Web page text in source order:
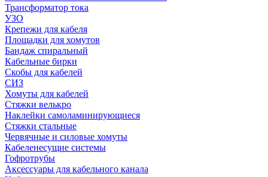
Трансформатор тока
УЗО
Крепежи для кабеля
Площадки для хомутов
Бандаж спиральный
Кабельные бирки
Cкобы для кабелей
СИЗ
Хомуты для кабелей
Стяжки велькро
Наклейки самоламинирующиеся
Стяжки стальные
Червячные и силовые хомуты
Кабеленесущие системы
Гофротрубы
Аксессуары для кабельного канала